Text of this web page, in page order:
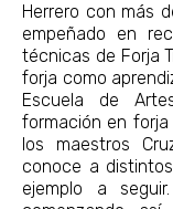
Herrero con más
empeñado en
técnicas de Forja
forja como
Escuela de
formación en forja
los maestros
conoce a
ejemplo a